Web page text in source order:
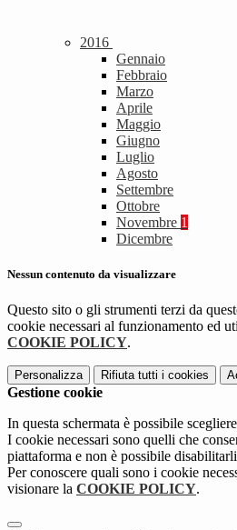
2016
Gennaio
Febbraio
Marzo
Aprile
Maggio
Giugno
Luglio
Agosto
Settembre
Ottobre
Novembre 1
Dicembre
Nessun contenuto da visualizzare
Questo sito o gli strumenti terzi da
cookie necessari al funzionamento ed
COOKIE POLICY.
Personalizza Rifiuta tutti i cookies
Gestione cookie
In questa schermata è possibile
I cookie necessari sono quelli che
piattaforma e non è possibile
Per conoscere quali sono i cookie
visionare la COOKIE POLICY.